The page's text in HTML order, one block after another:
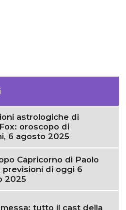
astrologiche di
oroscopo di
6 agosto 2025
Capricorno di Paolo
previsioni di oggi 6
2025
tutto il cast della